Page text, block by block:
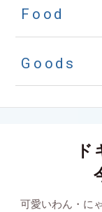
Food
Goods
可愛いわん・に